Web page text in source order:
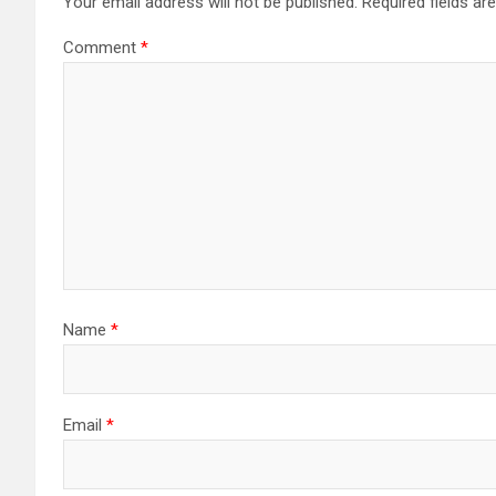
Comment *
Name *
Email *